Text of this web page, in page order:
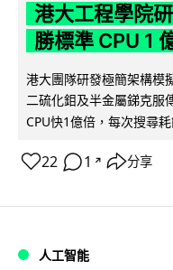
港大工程學院
勝標準 CPU 1
港大團隊研發極簡架構模
二硫化鉬及半金屬銻克服
CPU快1億倍，每次搜尋
22 1 ↗ 分享
人工智能